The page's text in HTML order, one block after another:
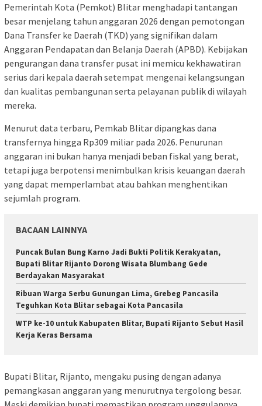
Pemerintah Kota (Pemkot) Blitar menghadapi tantangan
besar menjelang tahun anggaran 2026 dengan pemotongan
Dana Transfer ke Daerah (TKD) yang signifikan dalam
Anggaran Pendapatan dan Belanja Daerah (APBD). Kebijakan
pengurangan dana transfer pusat ini memicu kekhawatiran
serius dari kepala daerah setempat mengenai kelangsungan
dan kualitas pembangunan serta pelayanan publik di wilayah
mereka.
Menurut data terbaru, Pemkab Blitar dipangkas dana
transfernya hingga Rp309 miliar pada 2026. Penurunan
anggaran ini bukan hanya menjadi beban fiskal yang berat,
tetapi juga berpotensi menimbulkan krisis keuangan daerah
yang dapat memperlambat atau bahkan menghentikan
sejumlah program.
BACAAN LAINNYA
Puncak Bulan Bung Karno Jadi Bukti Politik Kerakyatan,
Bupati Blitar Rijanto Dorong Wisata Blumbang Gede
Berdayakan Masyarakat
Ribuan Warga Serbu Gunungan Lima, Grebeg Pancasila
Teguhkan Kota Blitar sebagai Kota Pancasila
WTP ke-10 untuk Kabupaten Blitar, Bupati Rijanto Sebut Hasil
Kerja Keras Bersama
Bupati Blitar, Rijanto, mengaku pusing dengan adanya
pemangkasan anggaran yang menurutnya tergolong besar.